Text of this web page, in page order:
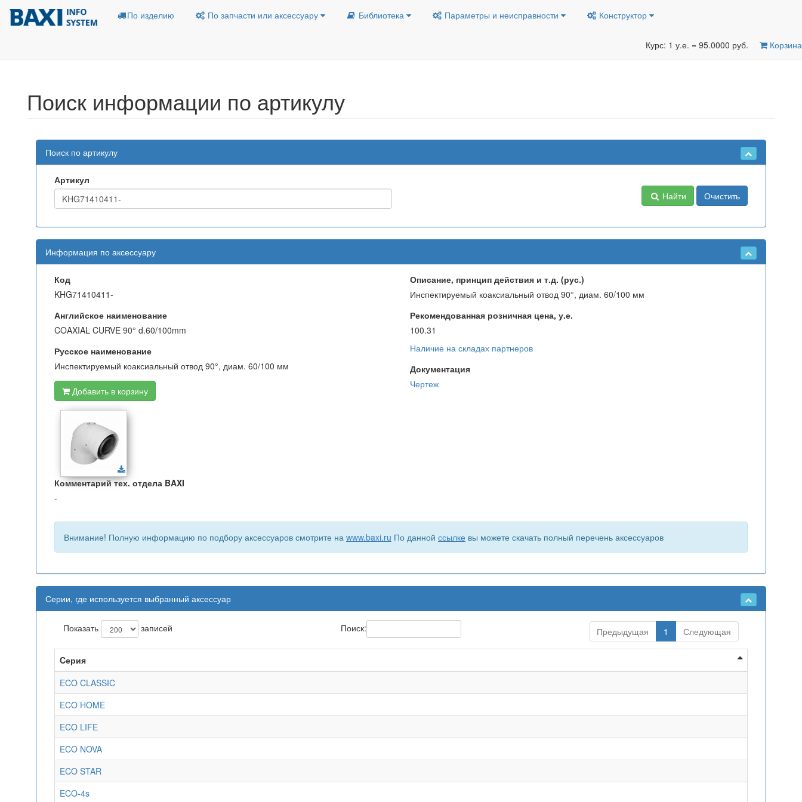
По изделию По запчасти или аксессуару Библиотека Параметры и неисправности Конструктор
Курс: 1 у.е. = 95.0000 руб. Корзина
Поиск информации по артикулу
Поиск по артикулу
Артикул
Найти
Очистить
Информация по аксессуару
Код
KHG71410411-
Английское наименование
COAXIAL CURVE 90° d.60/100mm
Русское наименование
Инспектируемый коаксиальный отвод 90°, диам. 60/100 мм
Добавить в корзину
Описание, принцип действия и т.д. (рус.)
Инспектируемый коаксиальный отвод 90°, диам. 60/100 мм
Рекомендованная розничная цена, у.е.
100.31
Наличие на складах партнеров
Документация
Чертеж
Комментарий тех. отдела BAXI
-
Внимание! Полную информацию по подбору аксессуаров смотрите на www.baxi.ru По данной ссылке вы можете скачать полный перечень аксессуаров
Серии, где используется выбранный аксессуар
Показать записей Поиск: Предыдущая 1 Следующая
Cерия
ECO CLASSIC
ECO HOME
ECO LIFE
ECO NOVA
ECO STAR
ECO-4s